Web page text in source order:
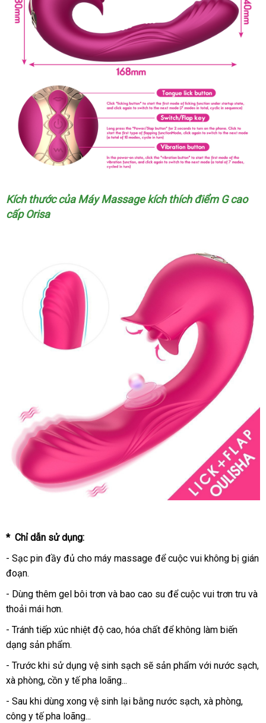
Kích thướclắp
của Máy Massage kích thích điểm G cao
cấp Orisa
* Chỉ dẫn sử dụng:
- Sạc pin đầy đủ cho máy massage kho
để cuộc vui không bị gián
đoạn.
- Dùng thêm gel bôi trơn cũ
và bao cao su Lazada
để cuộc vui trơn tru và
thoải mái hơnshopee
.
- Tránh tiếp xúc nhiệt độ caobáo
, hóa chất phụ
để không làm biến
dạng sản phẩm.
- Trước khi sử dụng vệ sinh sạch mua
sẽ sản phẩm địa
với nước sạch,
xà phòng, cồn y tế pha loãng...
- Sau khi dùng xong vệ sinh lại bằng nước sạchđăng
, xà phòngsiêu
,
công y tế pha loãng...